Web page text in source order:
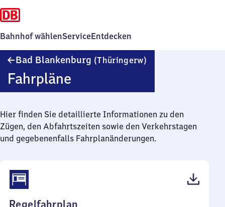
Bahnhof wählenServiceEntdecken
Bad Blankenburg (Thüringerw)
Fahrpläne
Hier finden Sie detaillierte Informationen zu den
Zügen, den Abfahrtszeiten sowie den Verkehrstagen
und gegebenenfalls Fahrplanänderungen.
Regelfahrplan